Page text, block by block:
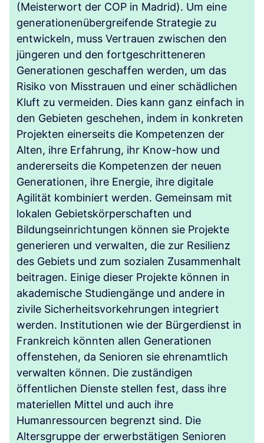
(Meisterwort der COP in Madrid). Um eine
generationenübergreifende Strategie zu
entwickeln, muss Vertrauen zwischen den
jüngeren und den fortgeschritteneren
Generationen geschaffen werden, um das
Risiko von Misstrauen und einer schädlichen
Kluft zu vermeiden. Dies kann ganz einfach in
den Gebieten geschehen, indem in konkreten
Projekten einerseits die Kompetenzen der
Alten, ihre Erfahrung, ihr Know-how und
andererseits die Kompetenzen der neuen
Generationen, ihre Energie, ihre digitale
Agilität kombiniert werden. Gemeinsam mit
lokalen Gebietskörperschaften und
Bildungseinrichtungen können sie Projekte
generieren und verwalten, die zur Resilienz
des Gebiets und zum sozialen Zusammenhalt
beitragen. Einige dieser Projekte können in
akademische Studiengänge und andere in
zivile Sicherheitsvorkehrungen integriert
werden. Institutionen wie der Bürgerdienst in
Frankreich könnten allen Generationen
offenstehen, da Senioren sie ehrenamtlich
verwalten können. Die zuständigen
öffentlichen Dienste stellen fest, dass ihre
materiellen Mittel und auch ihre
Humanressourcen begrenzt sind. Die
Altersgruppe der erwerbstätigen Senioren